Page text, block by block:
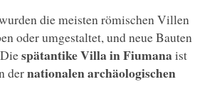
die meisten römischen Villen
oder umgestaltet, und neue Bauten
spätantike Villa in Fiumanaist
dernationalen archäologischen